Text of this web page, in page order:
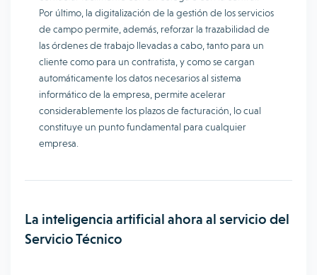
Por último, la digitalización de la gestión de los servicios
de campo permite, además, reforzar la trazabilidad de
las órdenes de trabajo llevadas a cabo, tanto para un
cliente como para un contratista, y como se cargan
automáticamente los datos necesarios al sistema
informático de la empresa, permite acelerar
considerablemente los plazos de facturación, lo cual
constituye un punto fundamental para cualquier
empresa.
La inteligencia artificial ahora al servicio del
Servicio Técnico